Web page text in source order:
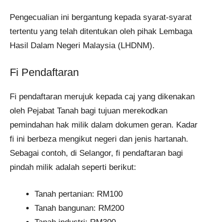
Pengecualian ini bergantung kepada syarat-syarat
tertentu yang telah ditentukan oleh pihak Lembaga
Hasil Dalam Negeri Malaysia (LHDNM).
Fi Pendaftaran
Fi pendaftaran merujuk kepada caj yang dikenakan
oleh Pejabat Tanah bagi tujuan merekodkan
pemindahan hak milik dalam dokumen geran. Kadar
fi ini berbeza mengikut negeri dan jenis hartanah.
Sebagai contoh, di Selangor, fi pendaftaran bagi
pindah milik adalah seperti berikut:
Tanah pertanian: RM100
Tanah bangunan: RM200